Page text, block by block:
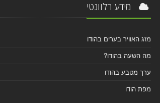
מידע רלוונטי
מזג האוויר בערים בהודו
מה השעה בהודו?
ערך מטבע בהודו
מפת הודו